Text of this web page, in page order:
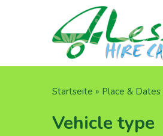
Pfadnavigation
Startseite Place & Dates
Vehicle type